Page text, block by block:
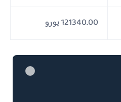
121340.00 يورو